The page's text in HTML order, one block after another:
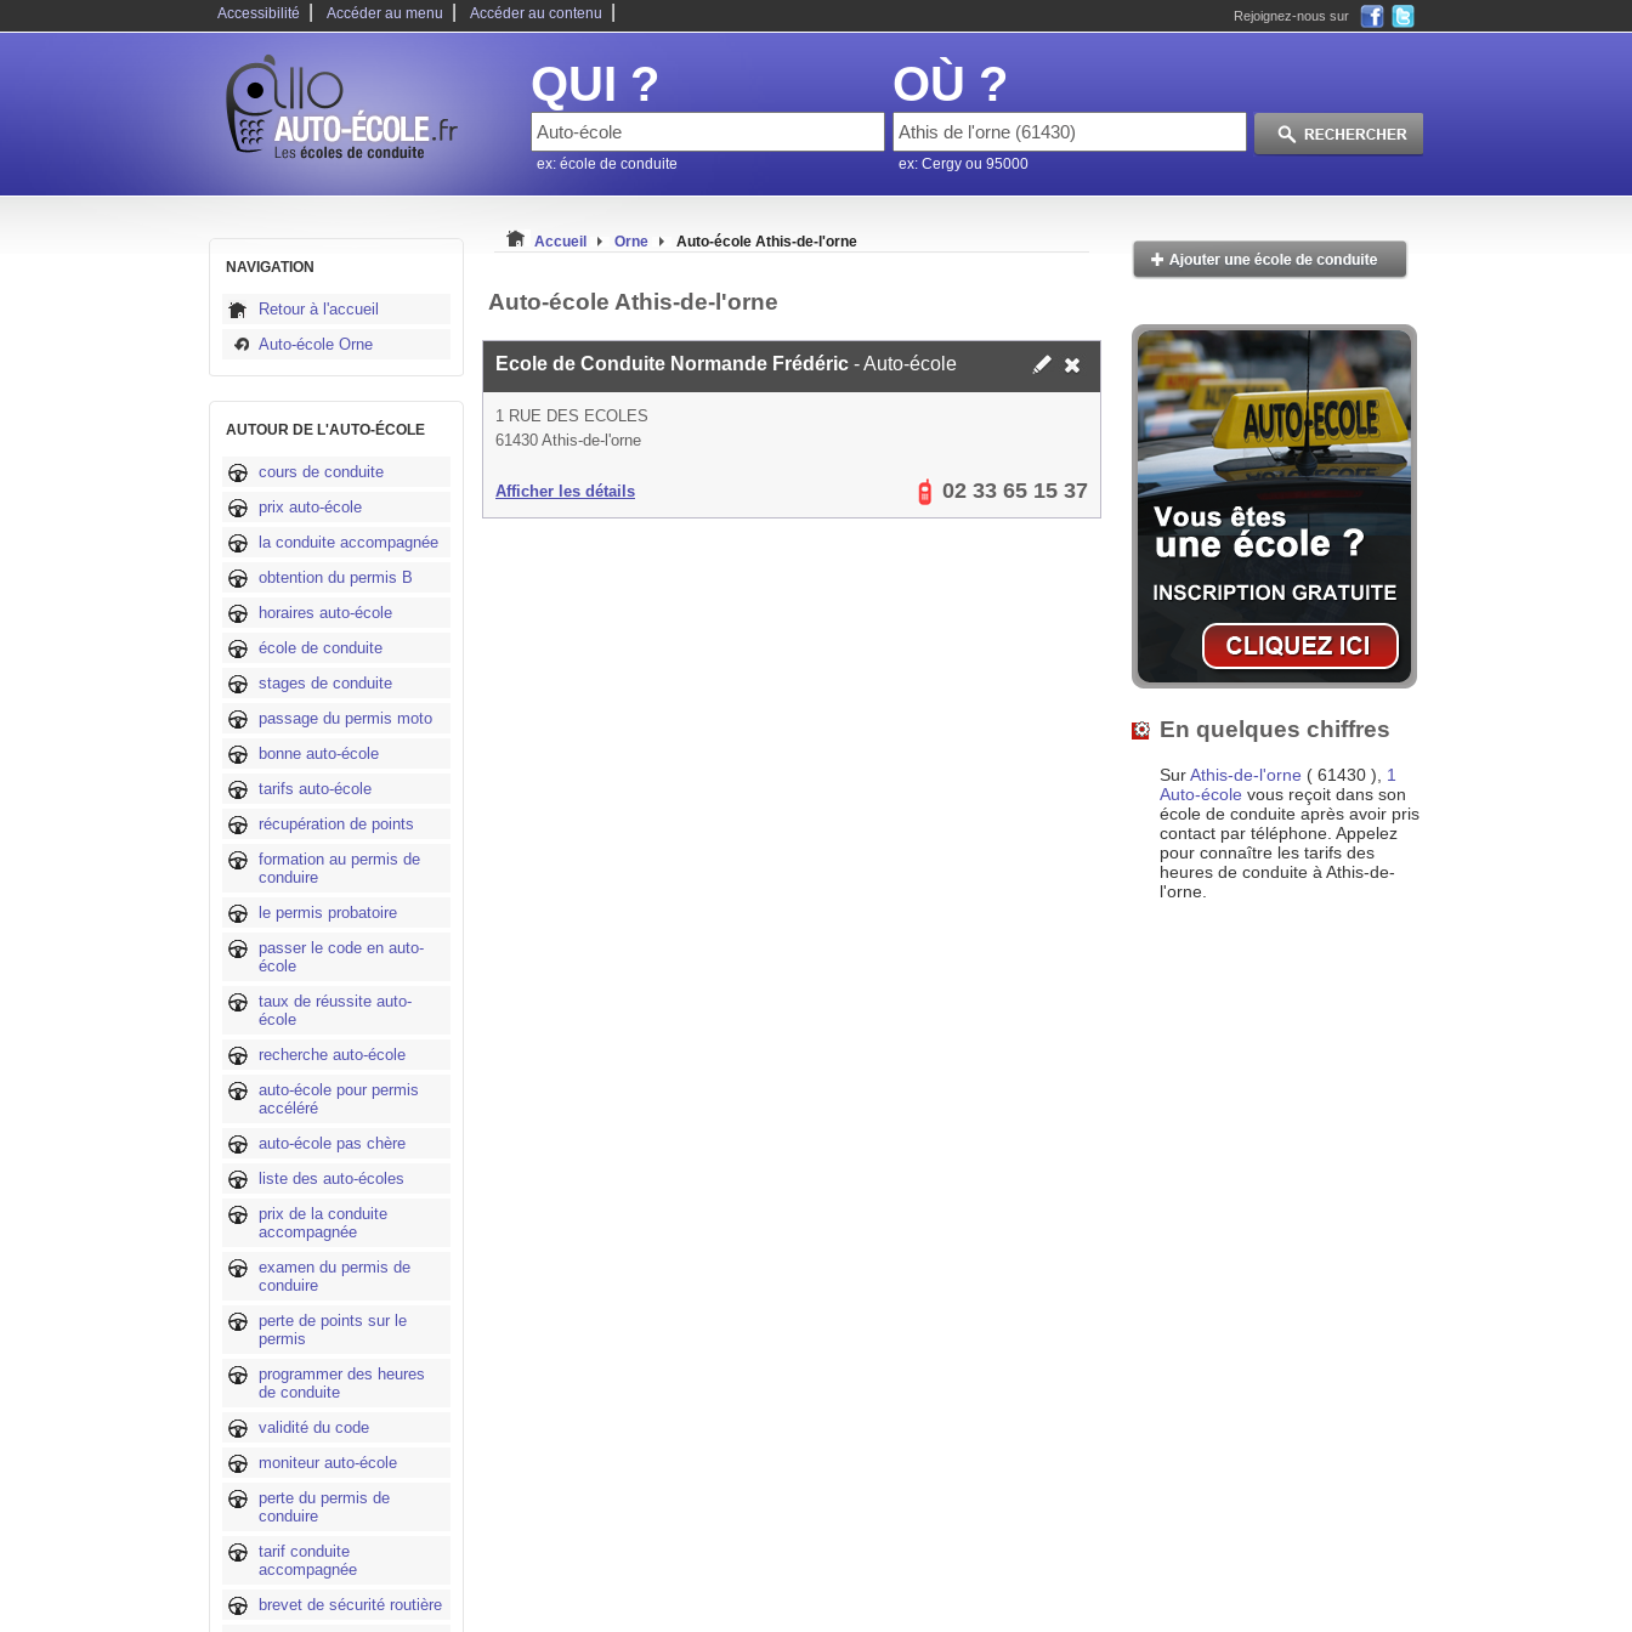
Accessibilité Accéder au menu Accéder au contenu Rejoignez-nous sur
QUI ?
ex: école de conduite
OÙ ?
ex: Cergy ou 95000
NAVIGATION
Retour à l'accueil
Auto-école Orne
AUTOUR DE L'AUTO-ÉCOLE
cours de conduite
prix auto-école
la conduite accompagnée
obtention du permis B
horaires auto-école
école de conduite
stages de conduite
passage du permis moto
bonne auto-école
tarifs auto-école
récupération de points
formation au permis de
conduire
le permis probatoire
passer le code en auto-
école
taux de réussite auto-
école
recherche auto-école
auto-école pour permis
accéléré
auto-école pas chère
liste des auto-écoles
prix de la conduite
accompagnée
examen du permis de
conduire
perte de points sur le
permis
programmer des heures
de conduite
validité du code
moniteur auto-école
perte du permis de
conduire
tarif conduite
accompagnée
brevet de sécurité routière
Accueil Orne Auto-école Athis-de-l'orne
Auto-école Athis-de-l'orne
Ecole de Conduite Normande Frédéric - Auto-école
1 RUE DES ECOLES
61430 Athis-de-l'orne
Afficher les détails 02 33 65 15 37
En quelques chiffres
SurAthis-de-l'orne ( 61430 ), 1
Auto-école vous reçoit dans son
école de conduite après avoir pris
contact par téléphone. Appelez
pour connaître les tarifs des
heures de conduite à Athis-de-
l'orne.